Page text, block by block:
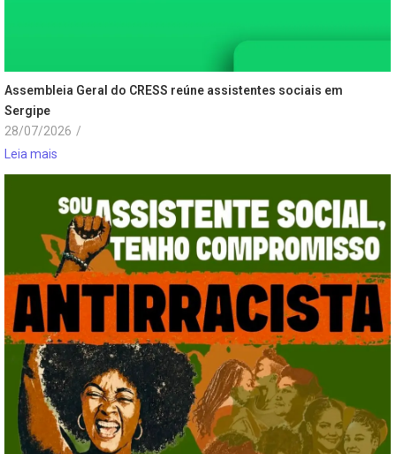
Assembleia Geral do CRESS reúne assistentes sociais em
Sergipe
28/07/2026 /
Leia mais